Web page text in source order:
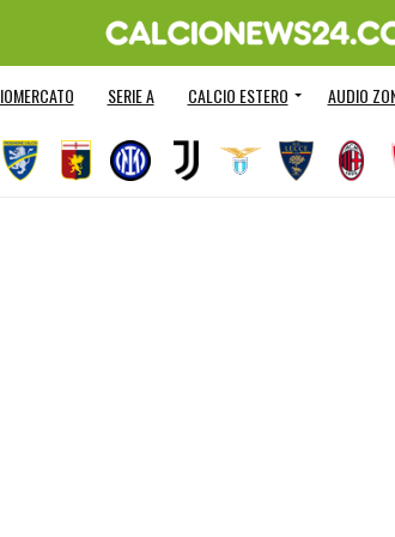
SERIE A CALCIO ESTERO AUDIO